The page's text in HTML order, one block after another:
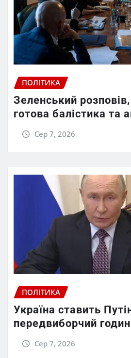
ПОЛІТИКА
Зеленський
готова балістика та
Сер 7, 2026
ПОЛІТИКА
Україна ставить
передвиборчий
Сер 7, 2026